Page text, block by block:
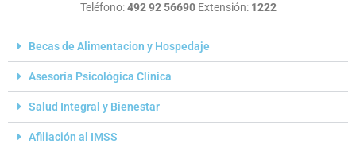
Teléfono:492 92 56690 Extensión:1222
Becas de Alimentacion y Hospedaje
Asesoría Psicológica Clínica
Salud Integral y Bienestar
Afiliación al IMSS